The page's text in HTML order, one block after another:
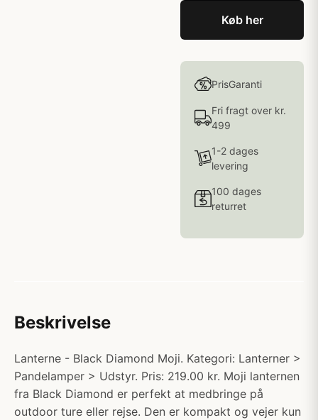
Køb her
PrisGaranti
Fri fragt over kr.
499
1-2 dages
levering
100 dages
returret
Beskrivelse
Lanterne - Black Diamond Moji. Kategori: Lanterner >
Pandelamper > Udstyr. Pris: 219.00 kr. Moji lanternen
fra Black Diamond er perfekt at medbringe på
outdoor ture eller rejse. Den er kompakt og vejer kun